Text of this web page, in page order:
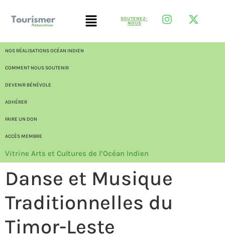
SOUTENEZ-
NOUS
NOS RÉALISATIONS OCÉAN INDIEN
COMMENT NOUS SOUTENIR
DEVENIR BÉNÉVOLE
ADHÉRER
FAIRE UN DON
ACCÈS MEMBRE
Vitrine Arts et Cultures de l’Océan Indien
Danse et Musique
Traditionnelles du
Timor-Leste